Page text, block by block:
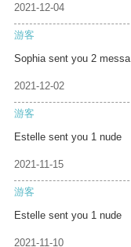
2021-12-04
游客
Sophia sent you 2 messa
2021-12-02
游客
Estelle sent you 1 nude
2021-11-15
游客
Estelle sent you 1 nude
2021-11-10